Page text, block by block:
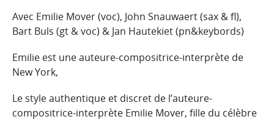
Avec Emilie Mover (voc), John Snauwaert (sax & fl),
Bart Buls (gt & voc) & Jan Hautekiet (pn&keybords)
Emilie est une auteure-compositrice-interprète de
New York,
Le style authentique et discret de l’auteure-
compositrice-interprète Emilie Mover, fille du célèbre